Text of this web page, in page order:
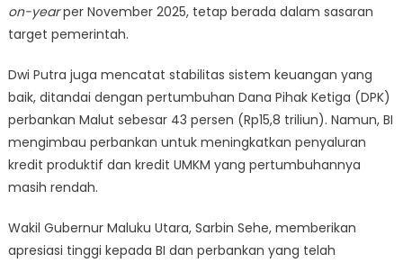
on-yearper November 2025, tetap berada dalam sasaran
target pemerintah.
Dwi Putra juga mencatat stabilitas sistem keuangan yang
baik, ditandai dengan pertumbuhan Dana Pihak Ketiga (DPK)
perbankan Malut sebesar 43 persen (Rp15,8 triliun). Namun, BI
mengimbau perbankan untuk meningkatkan penyaluran
kredit produktif dan kredit UMKM yang pertumbuhannya
masih rendah.
Wakil Gubernur Maluku Utara, Sarbin Sehe, memberikan
apresiasi tinggi kepada BI dan perbankan yang telah